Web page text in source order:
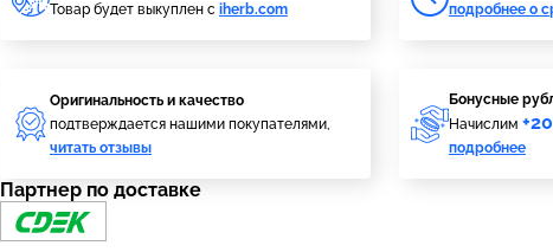
Товар будет выкуплен с iherb.com
подробнее о
Оригинальность и качество
подтверждается нашими покупателями,
читать отзывы
Бонусные
Начислим
подробнее
Партнер по доставке